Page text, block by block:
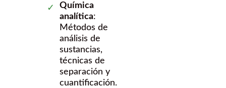
Química
analítica:
Métodos de
análisis de
sustancias,
técnicas de
separación y
cuantificación.